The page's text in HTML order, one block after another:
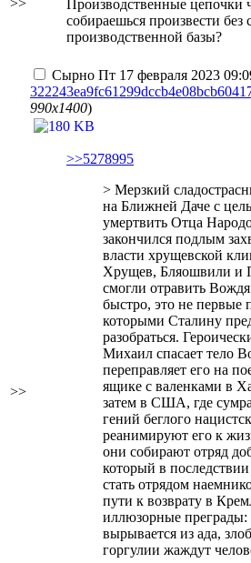
>>
Производственные цепочки
собираешься произвести без
производственной базы?
>>
Сырно Пт 17 февраля 2023
990x1400)
>>5278995
> Мерзкий
на Ближней Даче с
умертвить Отца
закончился подлым
власти хрущевской
Хрущев, Бляошвили и
смогли отравить
быстро, это не первые
которыми Сталину
разобраться.
Михаил спасает тело
переправляет его на
ящике с валенками в
затем в США, где
гений беглого
реанимируют его к
они собирают отряд
который в
стать отрядом
пути к возврату в
иллюзорные преграды:
вырывается из ада,
горгулии жаждут